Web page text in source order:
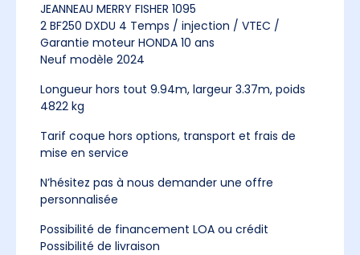
JEANNEAU MERRY FISHER 1095
2 BF250 DXDU 4 Temps / injection / VTEC /
Garantie moteur HONDA 10 ans
Neuf modèle 2024
Longueur hors tout 9.94m, largeur 3.37m, poids
4822 kg
Tarif coque hors options, transport et frais de
mise en service
N’hésitez pas à nous demander une offre
personnalisée
Possibilité de financement LOA ou crédit
Possibilité de livraison